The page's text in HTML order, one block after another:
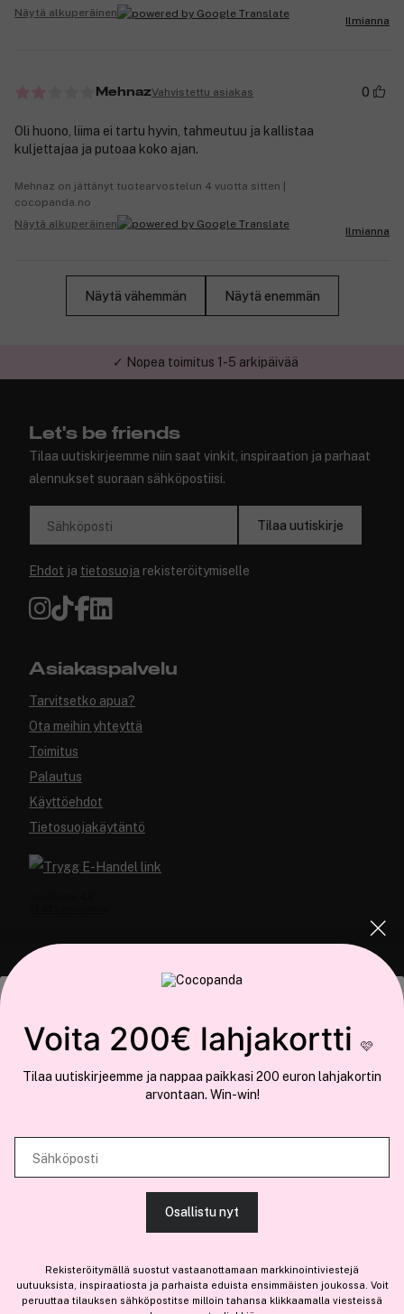
Tämä sivusto käyttää evästeitä
Käytämme evästeitä tarjoamamme sisällön ja mainosten
räätälöimiseen, sosiaalisen median ominaisuuksien tukemiseen ja
käytät sivustoamme. Kumppanimme voivat yhdistää näitä tietoja muihin
Näytä alkuperäinen
Ilmianna
MehnazVahvistettu asiakas 0
Oli huono, liima ei tartu hyvin, tahmeutuu ja kallistaa
kuljettajaa ja putoaa koko ajan.
Mehnaz on jättänyt tuotearvostelun 4 vuotta sitten |
cocopanda.no
Näytä alkuperäinen
Ilmianna
Näytä vähemmän Näytä enemmän
✓ Turvallinen verkkokauppa
Let's be friends
Tilaa uutiskirjeemme niin saat vinkit, inspiraation ja parhaat
alennukset suoraan sähköpostiisi.
Sähköposti Tilaa uutiskirje
Ehdot ja tietosuoja rekisteröitymiselle
Asiakaspalvelu
Tarvitsetko apua?
Ota meihin yhteyttä
Toimitus
Palautus
Käyttöehdot
Tietosuojakäytäntö
Meistä
Jos haluat henkilökohtaista neuvoa ammattitason hiustuotteista,
Voita 200€ lahjakortti 🩷
Tilaa uutiskirjeemme ja nappaa paikkasi 200 euron lahjakortin
arvontaan. Win-win!
Sähköposti
Osallistu nyt
Rekisteröitymällä suostut vastaanottamaan markkinointiviestejä
uutuuksista, inspiraatiosta ja parhaista eduista ensimmäisten joukossa. Voit
peruuttaa tilauksen sähköpostitse milloin tahansa klikkaamalla viesteissä